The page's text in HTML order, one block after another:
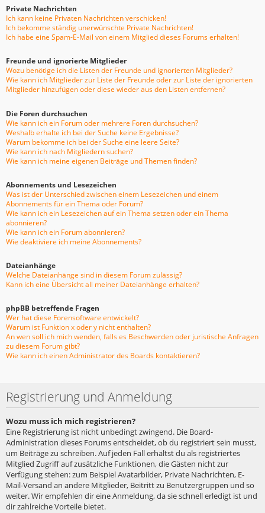
Private Nachrichten
Ich kann keine Privaten Nachrichten verschicken!
Ich bekomme ständig unerwünschte Private Nachrichten!
Ich habe eine Spam-E-Mail von einem Mitglied dieses Forums erhalten!
Freunde und ignorierte Mitglieder
Wozu benötige ich die Listen der Freunde und ignorierten Mitglieder?
Wie kann ich Mitglieder zur Liste der Freunde oder zur Liste der ignorierten
Mitglieder hinzufügen oder diese wieder aus den Listen entfernen?
Die Foren durchsuchen
Wie kann ich ein Forum oder mehrere Foren durchsuchen?
Weshalb erhalte ich bei der Suche keine Ergebnisse?
Warum bekomme ich bei der Suche eine leere Seite?
Wie kann ich nach Mitgliedern suchen?
Wie kann ich meine eigenen Beiträge und Themen finden?
Abonnements und Lesezeichen
Was ist der Unterschied zwischen einem Lesezeichen und einem
Abonnements für ein Thema oder Forum?
Wie kann ich ein Lesezeichen auf ein Thema setzen oder ein Thema
abonnieren?
Wie kann ich ein Forum abonnieren?
Wie deaktiviere ich meine Abonnements?
Dateianhänge
Welche Dateianhänge sind in diesem Forum zulässig?
Kann ich eine Übersicht all meiner Dateianhänge erhalten?
phpBB betreffende Fragen
Wer hat diese Forensoftware entwickelt?
Warum ist Funktion x oder y nicht enthalten?
An wen soll ich mich wenden, falls es Beschwerden oder juristische Anfragen
zu diesem Forum gibt?
Wie kann ich einen Administrator des Boards kontaktieren?
Registrierung und Anmeldung
Wozu muss ich mich registrieren?
Eine Registrierung ist nicht unbedingt zwingend. Die Board-
Administration dieses Forums entscheidet, ob du registriert sein musst,
um Beiträge zu schreiben. Auf jeden Fall erhältst du als registriertes
Mitglied Zugriff auf zusätzliche Funktionen, die Gästen nicht zur
Verfügung stehen: zum Beispiel Avatarbilder, Private Nachrichten, E-
Mail-Versand an andere Mitglieder, Beitritt zu Benutzergruppen und so
weiter. Wir empfehlen dir eine Anmeldung, da sie schnell erledigt ist und
dir zahlreiche Vorteile bietet.